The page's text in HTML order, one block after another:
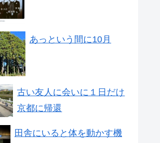
あっという間に10月
古い友人に会いに１日だけ
京都に帰還
田舎にいると体を動かす機